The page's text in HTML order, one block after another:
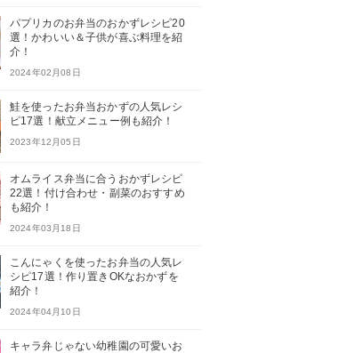
パプリカのお弁当のおかずレシピ20
選！かわいい＆子供が喜ぶ料理を紹
介！
2024年02月08日
鮭を使ったお弁当おかずの人気レシ
ピ17選！献立メニュー例も紹介！
2023年12月05日
オムライス弁当に合うおかずレシピ
22選！付け合わせ・副菜のおすすめ
も紹介！
2024年03月18日
こんにゃくを使ったお弁当の人気レ
シピ17選！作り置きOKなおかずを
紹介！
2024年04月10日
キャラ弁じゃない幼稚園の可愛いお